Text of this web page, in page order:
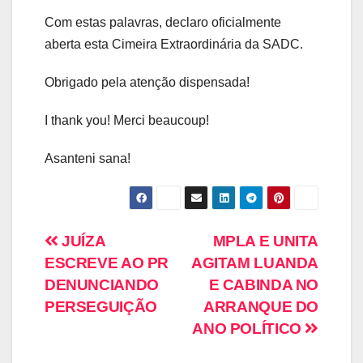
Com estas palavras, declaro oficialmente
aberta esta Cimeira Extraordinária da SADC.
Obrigado pela atenção dispensada!
I thank you! Merci beaucoup!
Asanteni sana!
MPLA E UNITA
AGITAM LUANDA
E CABINDA NO
ARRANQUE DO
ANO POLÍTICO
JUÍZA
ESCREVE AO PR
DENUNCIANDO
PERSEGUIÇÃO